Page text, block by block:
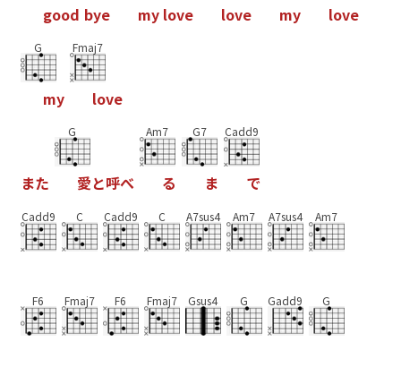
good bye my love love my love
G
my
Fmaj7
love
また
G
愛と呼べ
Am7
る
G7
ま
Cadd9
で
Cadd9 C Cadd9 C A7sus4 Am7 A7sus4 Am7
F6 Fmaj7 F6 Fmaj7 Gsus4 G Gadd9 G